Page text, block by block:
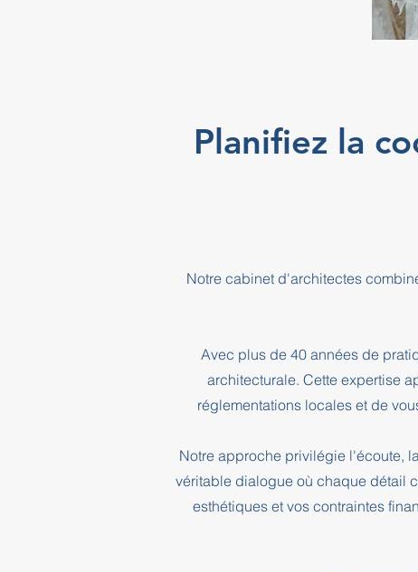
Planifiez la
Notre cabinet d'architectes
Avec plus de 40 années de
architecturale. Cette expertise
réglementations locales et de
Notre approche privilégie l'écoute,
véritable dialogue où chaque détail
esthétiques et vos contraintes